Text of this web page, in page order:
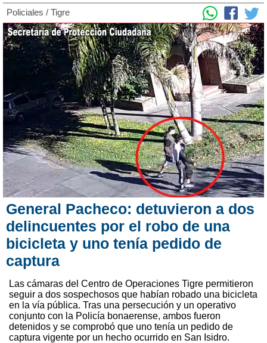
Policiales / Tigre
General Pacheco: detuvieron a dos
delincuentes por el robo de una
bicicleta y uno tenía pedido de
captura
Las cámaras del Centro de Operaciones Tigre permitieron
seguir a dos sospechosos que habían robado una bicicleta
en la vía pública. Tras una persecución y un operativo
conjunto con la Policía bonaerense, ambos fueron
detenidos y se comprobó que uno tenía un pedido de
captura vigente por un hecho ocurrido en San Isidro.